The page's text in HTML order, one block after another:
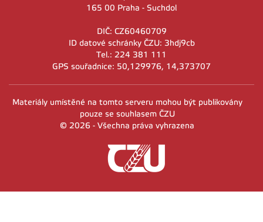
165 00 Praha - Suchdol
DIČ: CZ60460709
ID datové schránky ČZU: 3hdj9cb
Tel.: 224 381 111
GPS souřadnice: 50,129976, 14,373707
Materiály umístěné na tomto serveru mohou být publikovány
pouze se souhlasem ČZU
© 2026 - Všechna práva vyhrazena